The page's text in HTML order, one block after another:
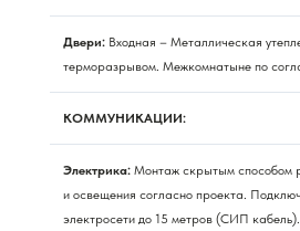
Двери: Входная – Металлическая
терморазрывом. Межкомнатыне по
КОММУНИКАЦИИ:
Электрика: Монтаж скрытым способом
и освещения согласно проекта.
электросети до 15 метров (СИП кабель).